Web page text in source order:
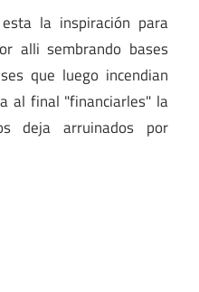
la inspiración para
alli sembrando bases
que luego incendian
al final "financiarles" la
deja arruinados por